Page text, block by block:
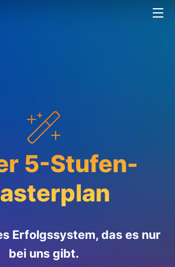
5-Stufen-
Erfolgssystem, das es nur
bei uns gibt.